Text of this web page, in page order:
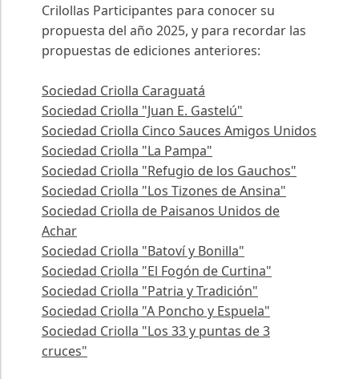
Crilollas Participantes para conocer su
propuesta del año 2025, y para recordar las
propuestas de ediciones anteriores:
Sociedad Criolla Caraguatá
Sociedad Criolla "Juan E. Gastelú"
Sociedad Criolla Cinco Sauces Amigos Unidos
Sociedad Criolla "La Pampa"
Sociedad Criolla "Refugio de los Gauchos"
Sociedad Criolla "Los Tizones de Ansina"
Sociedad Criolla de Paisanos Unidos de
Achar
Sociedad Criolla "Batoví y Bonilla"
Sociedad Criolla "El Fogón de Curtina"
Sociedad Criolla "Patria y Tradición"
Sociedad Criolla "A Poncho y Espuela"
Sociedad Criolla "Los 33 y puntas de 3
cruces"